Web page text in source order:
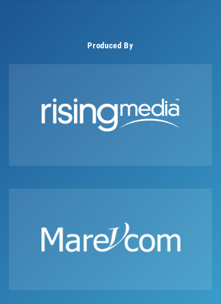
Produced By